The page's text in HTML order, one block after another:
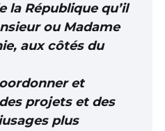
la République qu’il
ou Madame
aux côtés du
et
projets et des
plus